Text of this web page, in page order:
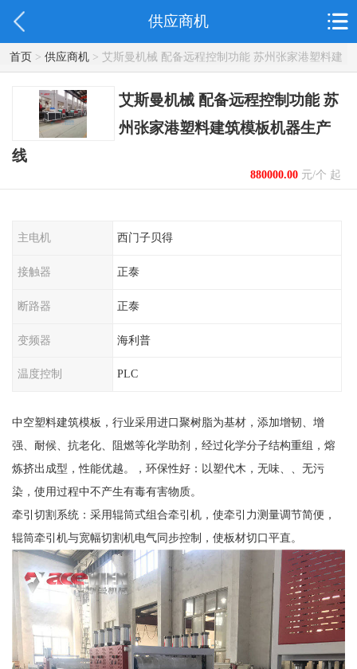
供应商机
首页> 供应商机> 艾斯曼机械 配备远程控制功能 苏州张家港塑料建
筑模板机器生产线
艾斯曼机械 配备远程控制功能 苏
州张家港塑料建筑模板机器生产
线
880000.00元/个 起
主电机 西门子贝得
接触器 正泰
断路器 正泰
变频器 海利普
温度控制 PLC
中空塑料建筑模板，行业采用进口聚树脂为基材，添加增韧、增
强、耐候、抗老化、阻燃等化学助剂，经过化学分子结构重组，熔
炼挤出成型，性能优越。，环保性好：以塑代木，无味、、无污
染，使用过程中不产生有毒有害物质。
牵引切割系统：采用辊筒式组合牵引机，使牵引力测量调节简便，
辊筒牵引机与宽幅切割机电气同步控制，使板材切口平直。